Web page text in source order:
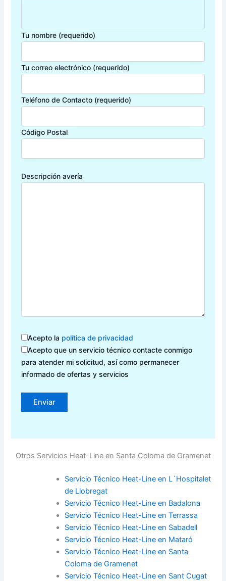
Tu nombre (requerido)
Tu correo electrónico (requerido)
Teléfono de Contacto (requerido)
Código Postal
Descripción avería
Acepto la política de privacidad
Acepto que un servicio técnico contacte conmigo
para atender mi solicitud, así como permanecer
informado de ofertas y servicios
Otros Servicios Heat-Line en Santa Coloma de Gramenet
Servicio Técnico Heat-Line en L´Hospitalet
de Llobregat
Servicio Técnico Heat-Line en Badalona
Servicio Técnico Heat-Line en Terrassa
Servicio Técnico Heat-Line en Sabadell
Servicio Técnico Heat-Line en Mataró
Servicio Técnico Heat-Line en Santa
Coloma de Gramenet
Servicio Técnico Heat-Line en Sant Cugat